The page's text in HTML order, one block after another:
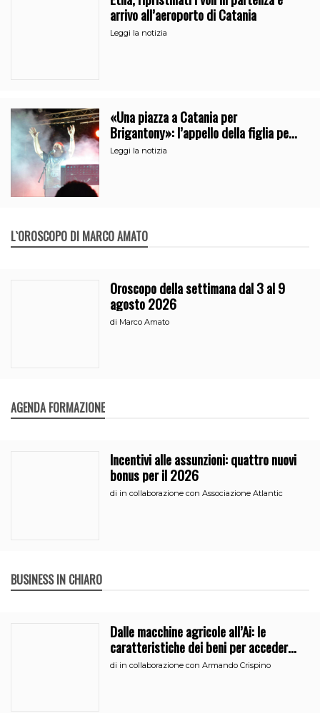
arrivo all’aeroporto di Catania
Leggi la notizia
«Una piazza a Catania per
Brigantony»: l’appello della figlia per
la memoria del cantante popolare
Leggi la notizia
L`OROSCOPO DI MARCO AMATO
Oroscopo della settimana dal 3 al 9
agosto 2026
di Marco Amato
AGENDA FORMAZIONE
Incentivi alle assunzioni: quattro nuovi
bonus per il 2026
di in collaborazione con Associazione Atlantic
BUSINESS IN CHIARO
Dalle macchine agricole all’Ai: le
caratteristiche dei beni per accedere
all’iperammortamento
di in collaborazione con Armando Crispino